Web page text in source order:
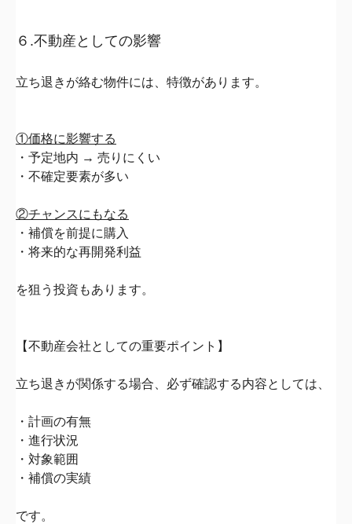
６.不動産としての影響
立ち退きが絡む物件には、 特徴があります。
①価格に影響する
・予定地内 → 売りにくい
・不確定要素が多い
②チャンスにもなる
・補償を前提に購入
・将来的な再開発利益
を狙う投資もあります。
【不動産会社としての重要ポイント】
立ち退きが関係する場合、 必ず確認する内容としては、
・計画の有無
・進行状況
・対象範囲
・補償の実績
です。